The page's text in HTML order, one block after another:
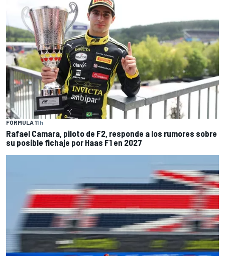
FÓRMULA 11 h
Rafael Camara, piloto de F2, responde a los rumores sobre
su posible fichaje por Haas F1 en 2027